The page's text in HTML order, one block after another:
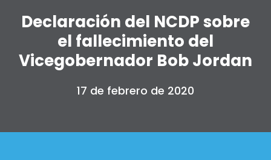
Declaración del NCDP sobre
el fallecimiento del
Vicegobernador Bob Jordan
17 de febrero de 2020